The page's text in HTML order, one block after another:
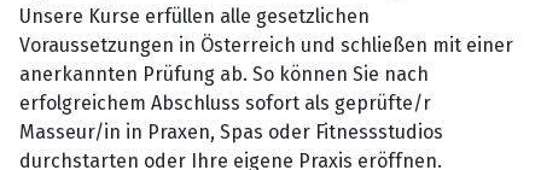
Unsere Kurse erfüllen alle gesetzlichen
Voraussetzungen in Österreich und schließen mit einer
anerkannten Prüfung ab. So können Sie nach
erfolgreichem Abschluss sofort als geprüfte/r
Masseur/in in Praxen, Spas oder Fitnessstudios
durchstarten oder Ihre eigene Praxis eröffnen.